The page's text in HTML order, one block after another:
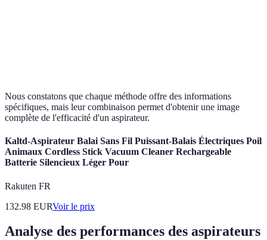
Nous constatons que chaque méthode offre des informations
spécifiques, mais leur combinaison permet d'obtenir une image
complète de l'efficacité d'un aspirateur.
Kaltd-Aspirateur Balai Sans Fil Puissant-Balais Électriques Poil
Animaux Cordless Stick Vacuum Cleaner Rechargeable
Batterie Silencieux Léger Pour
Rakuten FR
132.98 EURVoir le prix
Analyse des performances des aspirateurs